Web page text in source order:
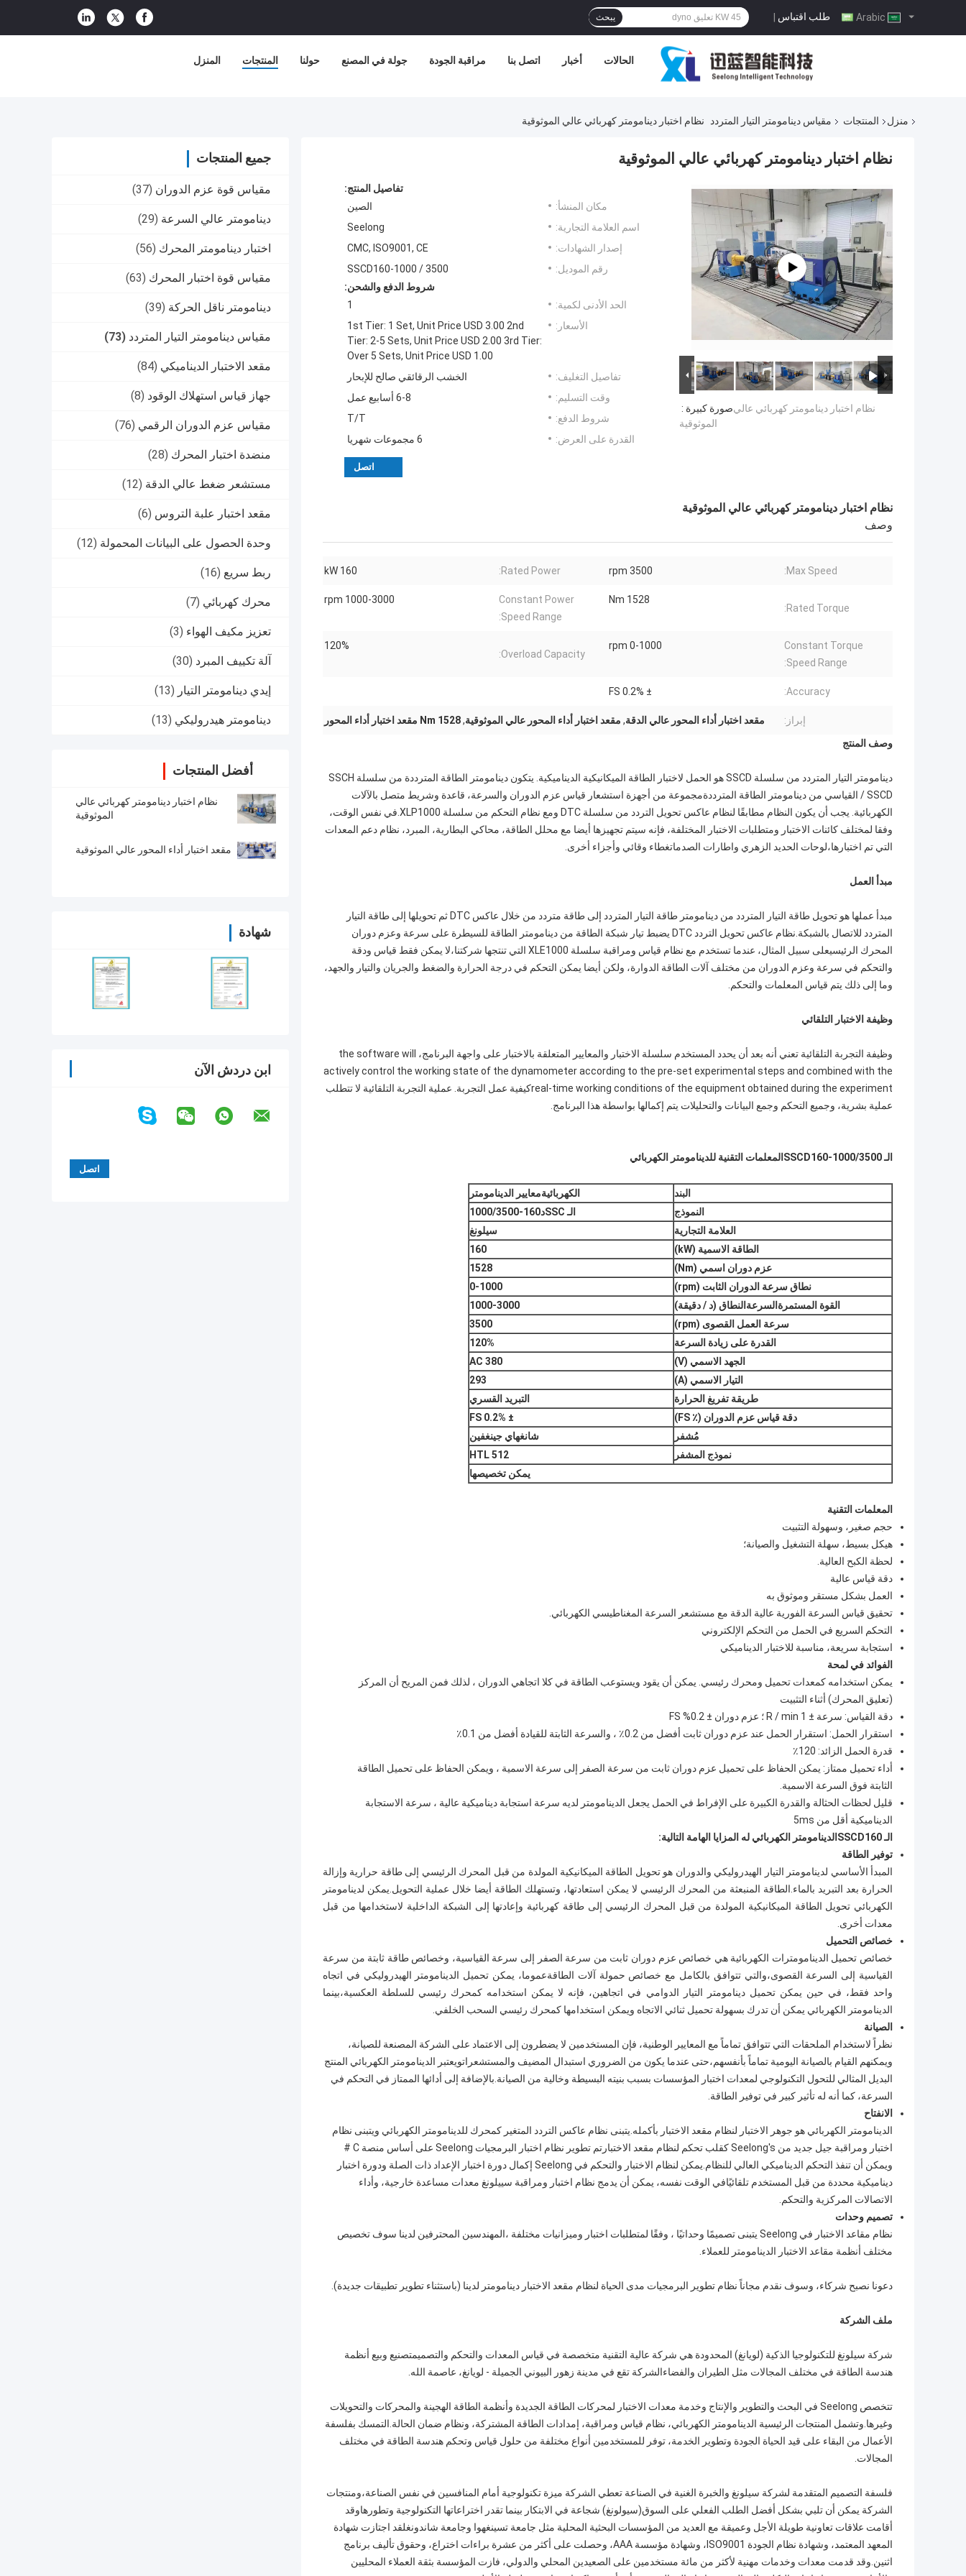
طلب اقتباس | يبحث
المنزل المنتجات حولنا جولة في المصنع مراقبة الجودة اتصل بنا أخبار الحالات
منزل المنتجات مقياس دينامومتر التيار المتردد نظام اختبار دينامومتر كهربائي عالي الموثوقية
جميع المنتجات
مقياس قوة عزم الدوران (37)
دينامومتر عالي السرعة (29)
اختبار دينامومتر المحرك (56)
مقياس قوة اختبار المحرك (63)
دينامومتر ناقل الحركة (39)
مقياس دينامومتر التيار المتردد (73)
مقعد الاختبار الديناميكي (84)
جهاز قياس استهلاك الوقود (8)
مقياس عزم الدوران الرقمي (76)
منضدة اختبار المحرك (28)
مستشعر ضغط عالي الدقة (12)
مقعد اختبار علبة التروس (6)
وحدة الحصول على البيانات المحمولة (12)
ربط سريع (16)
محرك كهربائي (7)
تعزيز مكيف الهواء (3)
آلة تكييف المبرد (30)
إيدي دينامومتر التيار (13)
دينامومتر هيدروليكي (13)
أفضل المنتجات
نظام اختبار دينامومتر كهربائي عالي
الموثوقية
مقعد اختبار أداء المحور عالي الموثوقية
شهادة
ابن دردش الآن
نظام اختبار دينامومتر كهربائي عالي الموثوقية
صورة كبيرة :نظام اختبار دينامومتر كهربائي عالي
الموثوقية
تفاصيل المنتج:
مكان المنشأ:
الصين
اسم العلامة التجارية:
Seelong
إصدار الشهادات:
CMC, ISO9001, CE
رقم الموديل:
SSCD160-1000 / 3500
شروط الدفع والشحن:
الحد الأدنى لكمية:
1
الأسعار:
1st Tier: 1 Set, Unit Price USD 3.00 2nd
Tier: 2-5 Sets, Unit Price USD 2.00 3rd Tier:
Over 5 Sets, Unit Price USD 1.00
تفاصيل التغليف:
الخشب الرقائقي صالح للإبحار
وقت التسليم:
6-8 أسابيع عمل
شروط الدفع:
T/T
القدرة على العرض:
6 مجموعات شهريا
اتصل
نظام اختبار دينامومتر كهربائي عالي الموثوقية
وصف
Max Speed:
3500 rpm
Rated Power:
160 kW
Rated Torque:
1528 Nm
Constant Power
Speed Range:
1000-3000 rpm
Constant Torque
Speed Range:
0-1000 rpm
Overload Capacity:
120%
Accuracy:
± 0.2% FS
إبراز: مقعد اختبار أداء المحور عالي الدقة, مقعد اختبار أداء المحور عالي الموثوقية,1528 Nm مقعد اختبار أداء المحور
وصف المنتج
دينامومتر التيار المتردد من سلسلة SSCD هو الحمل لاختبار الطاقة الميكانيكية الديناميكية. يتكون دينامومتر الطاقة المترددة من سلسلة SSCH
/ SSCD القياسي من دينامومتر الطاقة المترددةمجموعة من أجهزة استشعار قياس عزم الدوران والسرعة، قاعدة وشريط متصل بالآلات
الكهربائية. يجب أن يكون النظام مطابقًا لنظام عاكس تحويل التردد من سلسلة DTC ومع نظام التحكم من سلسلة XLP1000.في نفس الوقت،
وفقا لمختلف كائنات الاختبار ومتطلبات الاختبار المختلفة، فإنه سيتم تجهيزها أيضا مع محلل الطاقة، محاكي البطارية، المبرد، نظام دعم المعدات
التي تم اختبارها،لوحات الحديد الزهري واطارات الصدماتغطاء وقائي وأجزاء أخرى.
مبدأ العمل
مبدأ عملها هو تحويل طاقة التيار المتردد من دينامومتر طاقة التيار المتردد إلى طاقة متردد من خلال عاكس DTC ثم تحويلها إلى طاقة التيار
المتردد للاتصال بالشبكة.نظام عاكس تحويل التردد DTC يضبط تيار شبكة الطاقة من دينامومتر الطاقة للسيطرة على سرعة وعزم دوران
المحرك الرئيسيعلى سبيل المثال، عندما تستخدم مع نظام قياس ومراقبة سلسلة XLE1000 التي تنتجها شركتنا،لا يمكن فقط قياس ودقة
والتحكم في سرعة وعزم الدوران من مختلف آلات الطاقة الدوارة، ولكن أيضا يمكن التحكم في درجة الحرارة والضغط والجريان والتيار والجهد،
وما إلى ذلك يتم قياس المعلمات والتحكم.
وظيفة الاختبار التلقائي
وظيفة التجربة التلقائية تعني أنه بعد أن يحدد المستخدم سلسلة الاختبار والمعايير المتعلقة بالاختبار على واجهة البرنامج، the software will
actively control the working state of the dynamometer according to the pre-set experimental steps and combined with the
real-time working conditions of the equipment obtained during the experimentكيفية عمل التجربة. عملية التجربة التلقائية لا تتطلب
عملية بشرية، وجميع التحكم وجمع البيانات والتحليلات يتم إكمالها بواسطة هذا البرنامج.
الـ SSC D1 60-1000/3500 المعلمات التقنية للدينامومتر الكهربائي
البند الكهربائيةمعايير الدينامومتر
النموذج
الـ SSC د160-
1 000/3500
العلامة التجارية
سيلونغ
الطاقة الاسمية (kW)
160
عزم دوران اسمي (Nm)
1528
نطاق سرعة الدوران الثابت (rpm)
0-1 000
القوة المستمرة السرعة النطاق (د / دقيقة) 1 000-3000
سرعة العمل القصوى (rpm)
3500
القدرة على زيادة السرعة
120%
الجهد الاسمي (V)
AC 380
التيار الاسمي (A)
293
طريقة تفريغ الحرارة
التبريد القسري
دقة قياس عزم الدوران (٪ FS)
± 0.2% FS
مُشفر
شانغهاي جينغفين
نموذج المشفر
HTL 512
يمكن تخصيصها
المعلمات التقنية
حجم صغير، وسهولة التثبيت
هيكل بسيط، سهلة التشغيل والصيانة؛
لحظة الكبح العالية.
دقة قياس عالية
العمل بشكل مستقر وموثوق به
تحقيق قياس السرعة الفورية عالية الدقة مع مستشعر السرعة المغناطيسي الكهربائي.
التحكم السريع في الحمل من التحكم الإلكتروني
استجابة سريعة، مناسبة للاختبار الديناميكي
الفوائد في لمحة
يمكن استخدامه كمعدات تحميل ومحرك رئيسي. يمكن أن يقود ويستوعب الطاقة في كلا اتجاهي الدوران ، لذلك فمن المريح أن المركز
(تعليق المحرك) أثناء التثبيت
دقة القياس: سرعة ± 1 R / min ؛ عزم دوران ± 0.2% FS
استقرار الحمل: استقرار الحمل عند عزم دوران ثابت أفضل من 0.2٪ ، والسرعة الثابتة للقيادة أفضل من 0.1٪
قدرة الحمل الزائد: 120٪
أداء تحميل ممتاز: يمكن الحفاظ على تحميل عزم دوران ثابت من سرعة الصفر إلى سرعة الاسمية ، ويمكن الحفاظ على تحميل الطاقة
الثابتة فوق السرعة الاسمية.
قليل لحظات الحثالة والقدرة الكبيرة على الإفراط في الحمل يجعل الدينامومتر لديه سرعة استجابة ديناميكية عالية ، سرعة الاستجابة
الديناميكية أقل من 5ms
الـ SSCD160
الدينامومتر الكهربائي له المزايا الهامة التالية:
توفير الطاقة
المبدأ الأساسي لدينامومتر التيار الهيدروليكي والدوران هو تحويل الطاقة الميكانيكية المولدة من قبل المحرك الرئيسي إلى طاقة حرارية وإزالة
الحرارة بعد التبريد بالماء.الطاقة المنبعثة من المحرك الرئيسي لا يمكن استعادتها، وتستهلك الطاقة أيضا خلال عملية التحويل.يمكن لدينامومتر
الكهربائي تحويل الطاقة الميكانيكية المولدة من قبل المحرك الرئيسي إلى طاقة كهربائية وإعادتها إلى الشبكة الداخلية لاستخدامها من قبل
معدات أخرى.
خصائص التحميل
خصائص تحميل الدينامومترات الكهربائية هي خصائص عزم دوران ثابت من سرعة الصفر إلى سرعة القياسية، وخصائص طاقة ثابتة من سرعة
القياسية إلى السرعة القصوى،والتي تتوافق بالكامل مع خصائص حمولة آلات الطاقةعموما، يمكن تحميل الدينامومتر الهيدروليكي في اتجاه
واحد فقط، في حين يمكن تحميل دينامومتر التيار الدوامي في اتجاهين، فإنه لا يمكن استخدامه كمحرك رئيسي للسلطة العكسية،بينما
الدينامومتر الكهربائي يمكن أن تدرك بسهولة تحميل ثنائي الاتجاه ويمكن استخدامها كمحرك رئيسي السحب الخلفي.
الصيانة
نظراً لاستخدام الملحقات التي تتوافق تماماً مع المعايير الوطنية، فإن المستخدمين لا يضطرون إلى الاعتماد على الشركة المصنعة للصيانة،
ويمكنهم القيام بالصيانة اليومية تماماً بأنفسهم،حتى عندما يكون من الضروري استبدال المضيف والمستشعراتويعتبر الدينامومتر الكهربائي المنتج
البديل المثالي للتحول التكنولوجي لمعدات اختبار المؤسسات بسبب بنيته البسيطة وخالية من الصيانة.بالإضافة إلى أدائها الممتاز في التحكم في
السرعة، كما أنه له تأثير كبير في توفير الطاقة.
الانفتاح
الدينامومتر الكهربائي هو جوهر الاختبار لنظام مقعد الاختبار بأكمله.يتبنى نظام عاكس التردد المتغير كمحرك للدينامومتر الكهربائي ويتبنى نظام
اختبار ومراقبة جيل جديد من Seelong's كقلب تحكم لنظام مقعد الاختبارتم تطوير نظام اختبار البرمجيات Seelong على أساس منصة C #
ويمكن أن تنفذ التحكم الديناميكي العالي للنظام.يمكن لنظام الاختبار والتحكم في Seelong إكمال دورة اختبار الإعداد ذات الصلة ودورة اختبار
ديناميكية محددة من قبل المستخدم تلقائيًافي الوقت نفسه، يمكن أن يدمج نظام اختبار ومراقبة سييلونغ معدات مساعدة خارجية، وأداء
الاتصالات المركزية والتحكم.
تصميم وحدات
نظام مقاعد الاختبار في Seelong يتبنى تصميمًا وحداتيًا ، وفقًا لمتطلبات اختبار وميزانيات مختلفة ،المهندسين المحترفين لدينا سوف تخصيص
مختلف أنظمة مقاعد الاختبار الدينامومتر للعملاء.
دعونا نصبح شركاء، وسوف نقدم مجاناً نظام تطوير البرمجيات مدى الحياة لنظام مقعد الاختبار دينامومتر لدينا (باستثناء تطوير تطبيقات جديدة).
ملف الشركة
شركة سيلونغ للتكنولوجيا الذكية (لويانغ) المحدودة هي شركة عالية التقنية متخصصة في قياس المعدات والتحكم والتصميمتصنيع وبيع أنظمة
هندسة الطاقة في مختلف المجالات مثل الطيران والفضاءالشركة تقع في مدينة زهور البيوني الجميلة - لويانغ، عاصمة الله.
تتخصص Seelong في البحث والتطوير والإنتاج وخدمة معدات الاختبار لمحركات الطاقة الجديدة وأنظمة الطاقة الهجينة والمحركات والتحويلات
وغيرها.وتشمل المنتجات الرئيسية الدينامومتر الكهربائي، نظام قياس ومراقبة، إمدادات الطاقة المشتركة، ونظام ضمان الحالة.التمسك بفلسفة
الأعمال من البقاء على قيد الحياة الجودة وتطوير الخدمة، توفر للمستخدمين أنواع مختلفة من حلول قياس وتحكم هندسة الطاقة في مختلف
المجالات.
فلسفة التصميم المتقدمة لشركة سيلونغ والخبرة الغنية في الصناعة تعطي الشركة ميزة تكنولوجية أمام المنافسين في نفس الصناعة،ومنتجات
الشركة يمكن أن تلبي بشكل أفضل الطلب الفعلي على السوق(سيولونغ) شجاعة في الابتكار بينما تقدر اختراعاتها التكنولوجية وتطورهاوقد
أقامت علاقات تعاونية طويلة الأجل وعميقة مع العديد من المؤسسات البحثية المحلية مثل جامعة تسينغهوا وجامعة شاندونغلقد اجتازت شهادة
المعهد المعتمد، وشهادة نظام الجودة ISO9001، وشهادة مؤسسة AAA، وحصلت على أكثر من عشرة براءات اختراع، وحقوق تأليف برنامج
اثنين.وقد قدمت معدات وخدمات مهنية لأكثر من مائة مستخدمين على الصعيدين المحلي والدولي، فازت المؤسسة بثقة العملاء المحليين